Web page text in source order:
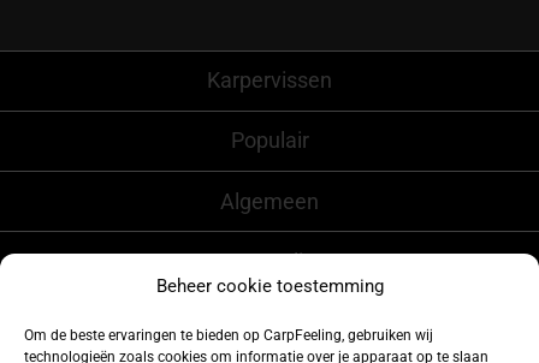
Beheer cookie toestemming
Om de beste ervaringen te bieden op CarpFeeling, gebruiken wij
technologieën zoals cookies om informatie over je apparaat op te slaan
Karpervissen
Populair
Algemeen
CarpFeeling